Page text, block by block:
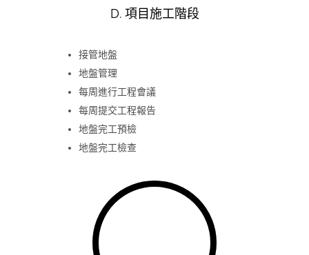
D. 項目施工階段
接管地盤
地盤管理
每周進行工程會議
每周提交工程報告
地盤完工預檢
地盤完工檢查